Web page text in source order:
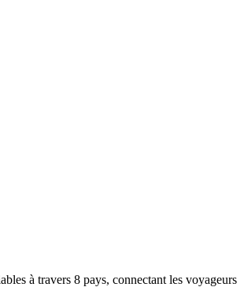
à travers 8 pays, connectant les voyageurs